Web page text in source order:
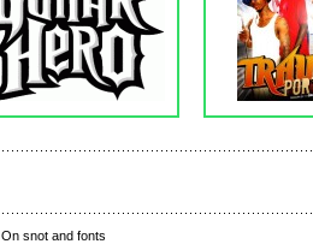
On snot and fonts